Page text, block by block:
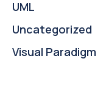
UML
Uncategorized
Visual Paradigm